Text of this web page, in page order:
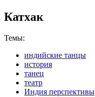
Катхак
Темы:
индийские танцы
история
танец
театр
Индия перспективы